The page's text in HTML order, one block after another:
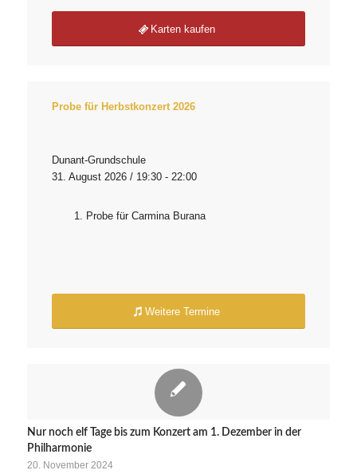
Karten kaufen
Probe für Herbstkonzert 2026
Dunant-Grundschule
31. August 2026 / 19:30 - 22:00
Probe für Carmina Burana
Weitere Termine
Nur noch elf Tage bis zum Konzert am 1. Dezember in der
Philharmonie
20. November 2024